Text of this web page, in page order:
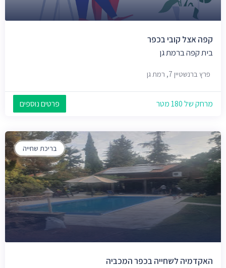
קפה אצל קובי בכפר
בית קפה ברמת גן
פרץ ברנשטיין 7, רמת גן
מרחק של 180 מטר פרטים נוספים
בריכת שחייה
האקדמיה לשחייה בכפר המכביה